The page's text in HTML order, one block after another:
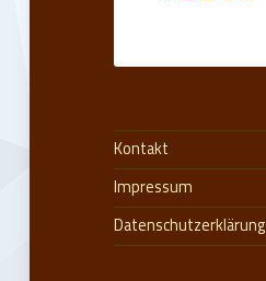
Kontakt
Impressum
Datenschutzerklärung